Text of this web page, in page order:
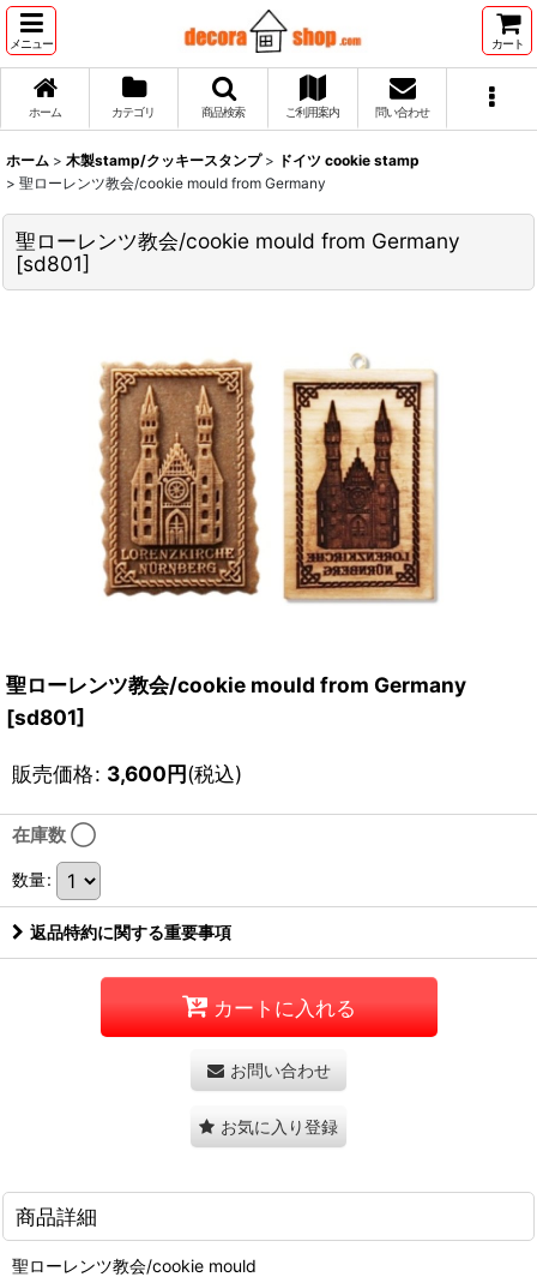
メニュー カート
ホーム カテゴリ 商品検索 ご利用案内 問い合わせ
ホーム > 木製stamp/クッキースタンプ > ドイツ cookie stamp
> 聖ローレンツ教会/cookie mould from Germany
聖ローレンツ教会/cookie mould from Germany
[sd801]
聖ローレンツ教会/cookie mould from Germany
[sd801]
販売価格: 3,600円(税込)
在庫数 ◯
数量:
返品特約に関する重要事項
カートに入れる
お問い合わせ
お気に入り登録
商品詳細
聖ローレンツ教会/cookie mould